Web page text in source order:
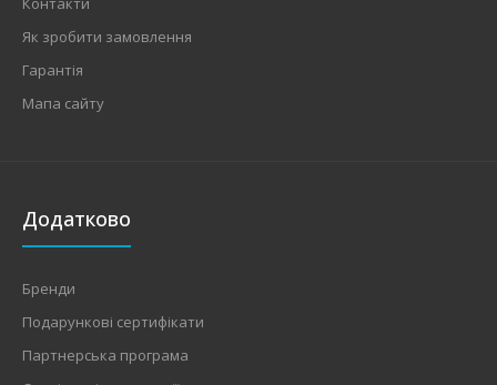
Як зробити замовлення
Гарантія
Мапа сайту
Додатково
Бренди
Подарункові сертифікати
Партнерська програма